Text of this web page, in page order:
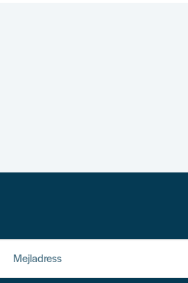
Mejladress